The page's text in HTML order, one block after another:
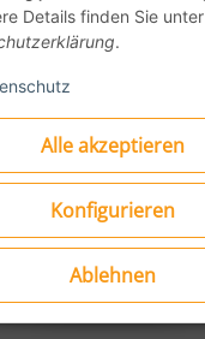
Alle akzeptieren
Konfigurieren
Ablehnen
Details finden Sie unter
.
9